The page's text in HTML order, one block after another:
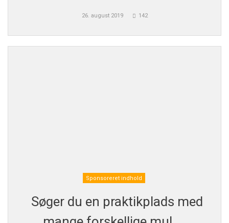
26. august 2019 142
Sponsoreret indhold
Søger du en praktikplads med